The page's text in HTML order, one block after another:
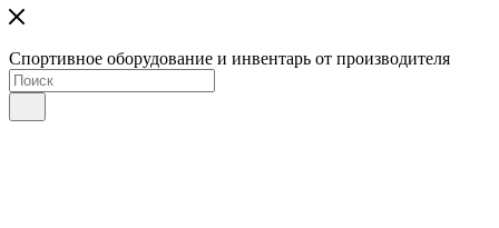
Спортивное оборудование и инвентарь от производителя